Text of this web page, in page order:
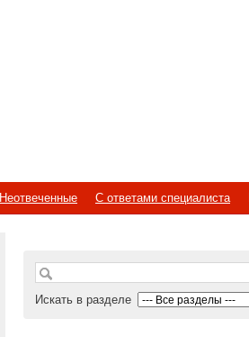
Неотвеченные С ответами специалиста
Искать в разделе